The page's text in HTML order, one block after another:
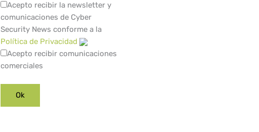
Acepto recibir la newsletter y
comunicaciones de Cyber
Security News conforme a la
Política de Privacidad
Acepto recibir comunicaciones
comerciales